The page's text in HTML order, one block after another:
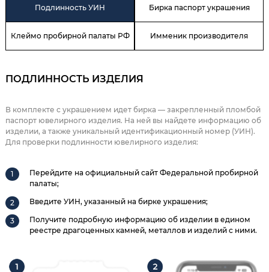
Подлинность УИН Бирка паспорт украшения
Клеймо пробирной палаты РФ Имменик производителя
ПОДЛИННОСТЬ ИЗДЕЛИЯ
В комплекте с украшением идет бирка — закрепленный пломбой
паспорт ювелирного изделия. На ней вы найдете информацию об
изделии, а также уникальный идентификационный номер (УИН).
Для проверки подлинности ювелирного изделия:
Перейдите на официальный сайт Федеральной пробирной
палаты;
Введите УИН, указанный на бирке украшения;
Получите подробную информацию об изделии в едином
реестре драгоценных камней, металлов и изделий с ними.